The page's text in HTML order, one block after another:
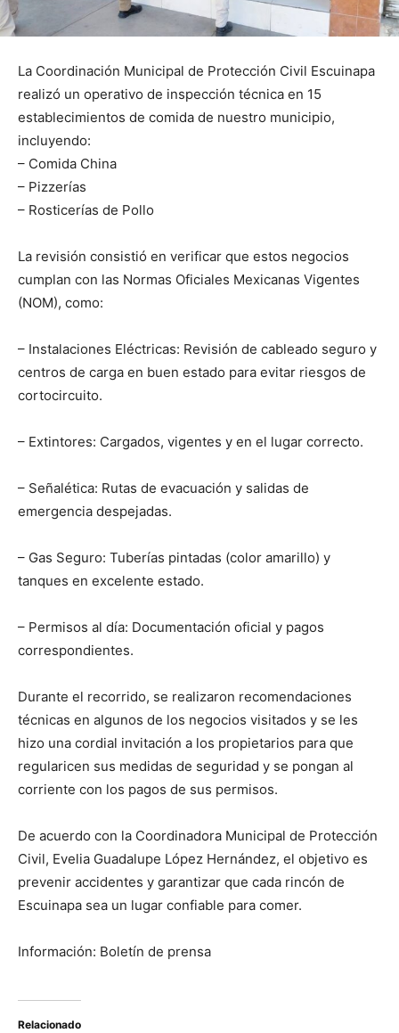
La Coordinación Municipal de Protección Civil Escuinapa
realizó un operativo de inspección técnica en 15
establecimientos de comida de nuestro municipio,
incluyendo:
– Comida China
– Pizzerías
– Rosticerías de Pollo
La revisión consistió en verificar que estos negocios
cumplan con las Normas Oficiales Mexicanas Vigentes
(NOM), como:
– Instalaciones Eléctricas: Revisión de cableado seguro y
centros de carga en buen estado para evitar riesgos de
cortocircuito.
– Extintores: Cargados, vigentes y en el lugar correcto.
– Señalética: Rutas de evacuación y salidas de
emergencia despejadas.
– Gas Seguro: Tuberías pintadas (color amarillo) y
tanques en excelente estado.
– Permisos al día: Documentación oficial y pagos
correspondientes.
Durante el recorrido, se realizaron recomendaciones
técnicas en algunos de los negocios visitados y se les
hizo una cordial invitación a los propietarios para que
regularicen sus medidas de seguridad y se pongan al
corriente con los pagos de sus permisos.
De acuerdo con la Coordinadora Municipal de Protección
Civil, Evelia Guadalupe López Hernández, el objetivo es
prevenir accidentes y garantizar que cada rincón de
Escuinapa sea un lugar confiable para comer.
Información: Boletín de prensa
Relacionado